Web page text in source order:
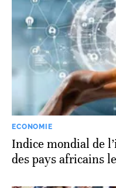
ECONOMIE
Indice mondial de
des pays africains